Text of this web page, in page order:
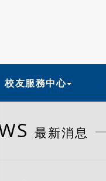
校友服務中心
最新消息